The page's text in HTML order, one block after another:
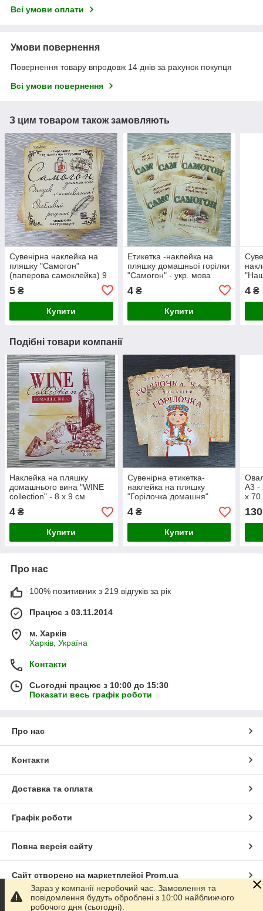
Всі умови оплати
Умови повернення
Повернення товару впродовж 14 днів за рахунок покупця
Всі умови повернення
З цим товаром також замовляють
Сувенірна наклейка на
пляшку "Самогон"
(паперова самоклейка) 9
5 ₴
Купити
Етикетка -наклейка на
пляшку домашньої горілки
"Самогон" - укр. мова
4₴
Купити
4 ₴
Подібні товари компанії
Наклейка на пляшку
домашнього вина "WINE
collection" - 8 х 9 см
4 ₴
Купити
Сувенірна етикетка-
наклейка на пляшку
"Горілочка домашня"
4₴
Купити
А3 -
х
130
Про нас
100% позитивних з 219 відгуків за рік
Працює з 03.11.2014
м. Харків
Харків, Україна
Контакти
Сьогодні працює з 10:00 до 15:30
Показати весь графік роботи
Про нас
Контакти
Доставка та оплата
Графік роботи
Повна версія сайту
Сайт створено на маркетплейсі Prom.ua
Політика конфіденційності
Зараз у компанії неробочий час. Замовлення та
повідомлення будуть оброблені з 10:00 найближчого
робочого дня (сьогодні).